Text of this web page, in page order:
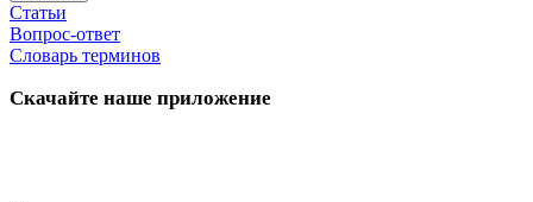
Статьи
Вопрос-ответ
Словарь терминов
Скачайте наше приложение